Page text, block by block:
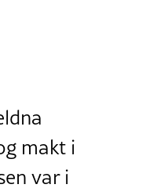
makt i
var i